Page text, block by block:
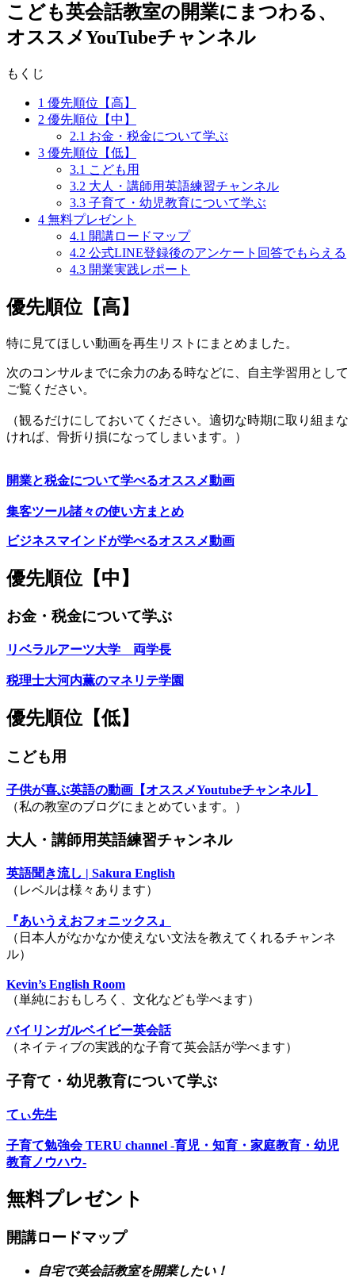
こども英会話教室の開業にまつわる、
オススメYouTubeチャンネル
もくじ
1 優先順位【高】
2 優先順位【中】
2.1 お金・税金について学ぶ
3 優先順位【低】
3.1 こども用
3.2 大人・講師用英語練習チャンネル
3.3 子育て・幼児教育について学ぶ
4 無料プレゼント
4.1 開講ロードマップ
4.2 公式LINE登録後のアンケート回答でもらえる
4.3 開業実践レポート
優先順位【高】
特に見てほしい動画を再生リストにまとめました。
次のコンサルまでに余力のある時などに、自主学習用として
ご覧ください。
（観るだけにしておいてください。適切な時期に取り組まな
ければ、骨折り損になってしまいます。）
開業と税金について学べるオススメ動画
集客ツール諸々の使い方まとめ
ビジネスマインドが学べるオススメ動画
優先順位【中】
お金・税金について学ぶ
リベラルアーツ大学 両学長
税理士大河内薫のマネリテ学園
優先順位【低】
こども用
子供が喜ぶ英語の動画【オススメYoutubeチャンネル】
（私の教室のブログにまとめています。）
大人・講師用英語練習チャンネル
英語聞き流し | Sakura English
（レベルは様々あります）
『あいうえおフォニックス』
（日本人がなかなか使えない文法を教えてくれるチャンネ
ル）
Kevin’s English Room
（単純におもしろく、文化なども学べます）
バイリンガルベイビー英会話
（ネイティブの実践的な子育て英会話が学べます）
子育て・幼児教育について学ぶ
てぃ先生
子育て勉強会 TERU channel -育児・知育・家庭教育・幼児
教育ノウハウ-
無料プレゼント
開講ロードマップ
自宅で英会話教室を開業したい！